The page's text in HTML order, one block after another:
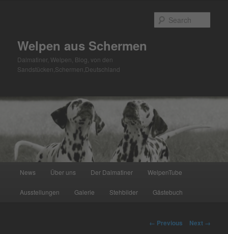
Welpen aus Schermen
Dalmatiner, Welpen, Blog, von den
Sandstücken,Schermen,Deutschland
News Über uns Der Dalmatiner WelpenTube
Ausstellungen Galerie Stehbilder Gästebuch
Image
← Previous Next →